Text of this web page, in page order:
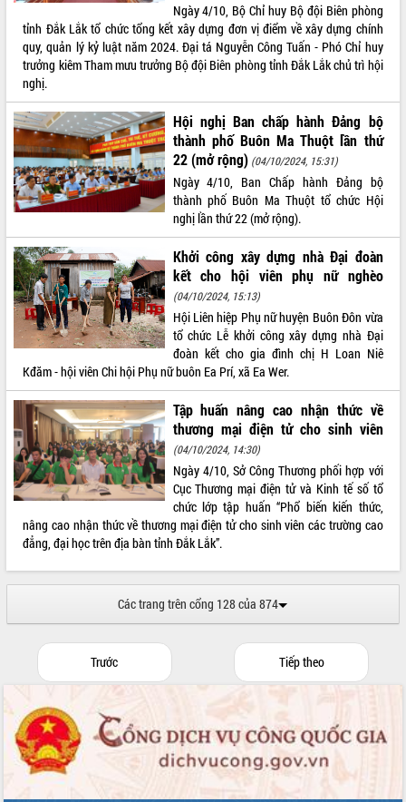
Ngày 4/10, Bộ Chỉ huy Bộ đội Biên phòng
tỉnh Đắk Lắk tổ chức tổng kết xây dựng đơn vị điểm về xây dựng chính
quy, quản lý kỷ luật năm 2024. Đại tá Nguyễn Công Tuấn - Phó Chỉ huy
trưởng kiêm Tham mưu trưởng Bộ đội Biên phòng tỉnh Đắk Lắk chủ trì hội
nghị.
Hội nghị Ban chấp hành Đảng bộ
thành phố Buôn Ma Thuột lần thứ
22 (mở rộng) (04/10/2024, 15:31)
Ngày 4/10, Ban Chấp hành Đảng bộ
thành phố Buôn Ma Thuột tổ chức Hội
nghị lần thứ 22 (mở rộng).
Khởi công xây dựng nhà Đại đoàn
kết cho hội viên phụ nữ nghèo
(04/10/2024, 15:13)
Hội Liên hiệp Phụ nữ huyện Buôn Đôn vừa
tổ chức Lễ khởi công xây dựng nhà Đại
đoàn kết cho gia đình chị H Loan Niê
Kđăm - hội viên Chi hội Phụ nữ buôn Ea Prí, xã Ea Wer.
Tập huấn nâng cao nhận thức về
thương mại điện tử cho sinh viên
(04/10/2024, 14:30)
Ngày 4/10, Sở Công Thương phối hợp với
Cục Thương mại điện tử và Kinh tế số tổ
chức lớp tập huấn “Phổ biến kiến thức,
nâng cao nhận thức về thương mại điện tử cho sinh viên các trường cao
đẳng, đại học trên địa bàn tỉnh Đắk Lắk”.
Các trang trên cổng 128 của 874
Trước Tiếp theo